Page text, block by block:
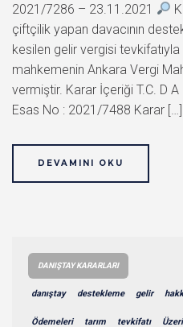
2021/7286 – 23.11.2021
çiftçilik yapan davacının
kesilen gelir vergisi
mahkemenin Ankara Vergi
vermiştir. Karar İçeriği T.C. D A
Esas No : 2021/7488 Karar […]
DEVAMINI OKU
DANIŞTAY KARARLARI
danıştay destekleme gelir
Ödemeleri tarım tevkifatı